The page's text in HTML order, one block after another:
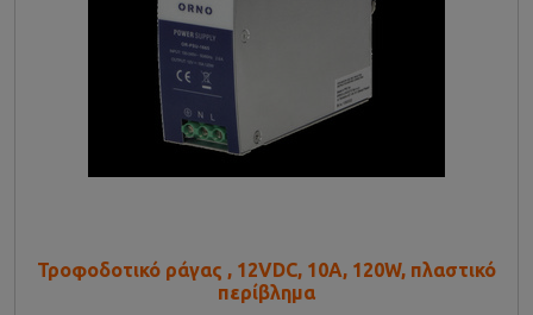
Τροφοδοτικό ράγας , 12VDC, 10A, 120W, πλαστικό
περίβλημα